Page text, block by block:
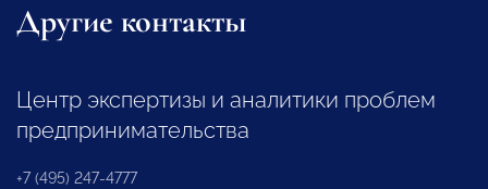
Другие контакты
Центр экспертизы и аналитики проблем
предпринимательства
+7 (495) 247-4777